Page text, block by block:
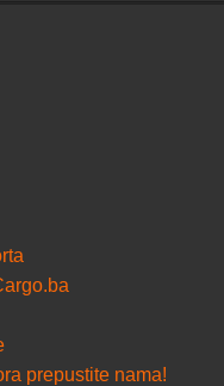
prepustite nama!